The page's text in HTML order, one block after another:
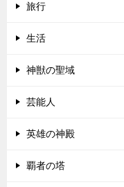
旅行
生活
神獣の聖域
芸能人
英雄の神殿
覇者の塔